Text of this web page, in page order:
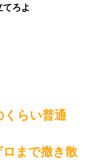
ろよ
らい普通
まで撒き散